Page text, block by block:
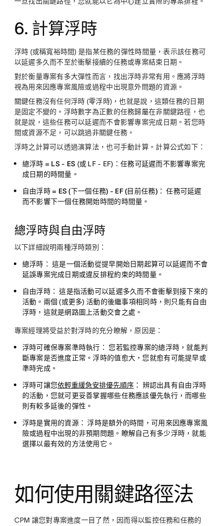
6. 計算浮時
浮時 (或稱寬裕時間) 是指某任務的彈性時間量，表示該任務可
以延遲多久而不至於衝擊接續的任務或專案結束日期。
對於衡量專案有多大彈性而言，找出浮時非常有用。應將浮時
視為用來因應專案風險或過程中出現意外問題的資源。
關鍵任務沒有任何浮時 (零浮時)，也就是說，這類任務的日期
是固定不變的。浮時數字為正數的任務歸屬在非關鍵路徑，也
就是說，這些任務可以延遲而不會影響專案完成日期。若您時
間或資源不足，可以跳過非關鍵任務。
浮時之計算可以透過演算法，也可手動計算。計算公式如下：
總浮時 = LS - ES (或 LF - EF)：任務可延遲而不影響專案完
成日期的時間量。
自由浮時 = ES (下一個任務) - EF (目前任務)： 任務可延遲
而不影響下一個任務開始時間的時間量。
總浮時與自由浮時
以下詳細說明兩種浮時類別：
總浮時： 這是一個活動從提早開始日期起算可以延遲而不會
延誤專案完成日期或違反排程約束的時間量。
自由浮時： 這是指活動可以延遲多久而不會衝擊到接下來的
活動。兩個 (或更多) 活動的後繼事項相同時，則只能有自由
浮時，這就是網路圖上活動交會之處。
專案經理將受益於對浮時的充分瞭解，原因是：
浮時可確保專案準時執行： 您若監控專案的總浮時，就能判
斷專案是否進度正常。浮時的值愈大，您就愈有可能提早或
準時完成。
浮時可讓您依輕重緩急安排優先順序 ：
辨認出具有自由浮時
的活動，您就可更妥善掌握哪些任務應該優先執行，而哪些
則有較多延後的彈性。
浮時是實用的資源： 浮時是額外的時間，可用來因應專案風
險或過程中出現的非預期問題。瞭解自己有多少浮時，就能
選擇以最有效的方法使用它。
如何使用關鍵路徑法
CPM 讓您對專案進度一目了然，因而得以監控任務和任務的